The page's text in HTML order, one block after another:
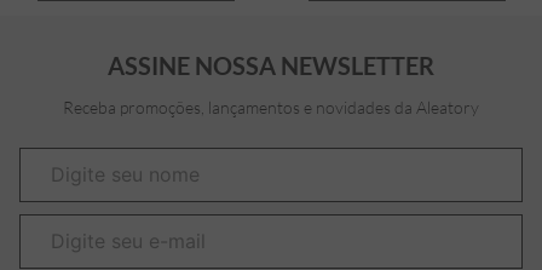
ASSINE NOSSA NEWSLETTER
Receba promoções, lançamentos e novidades da Aleatory